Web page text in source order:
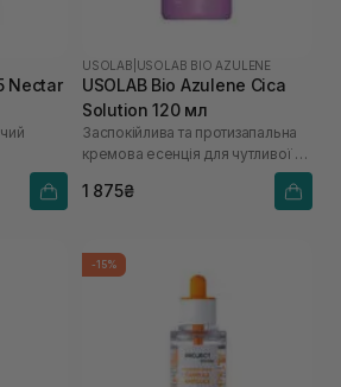
Nectar
USOLAB USOLAB BIO AZULENE
USOLAB Bio Azulene Cica
Solution 120 мл
Заспокійлива та протизапальна
кремова есенція для чутливої та
1 875₴
-15%